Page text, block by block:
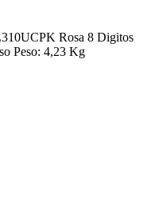
Rosa 8 Digitos
Peso: 4,23 Kg